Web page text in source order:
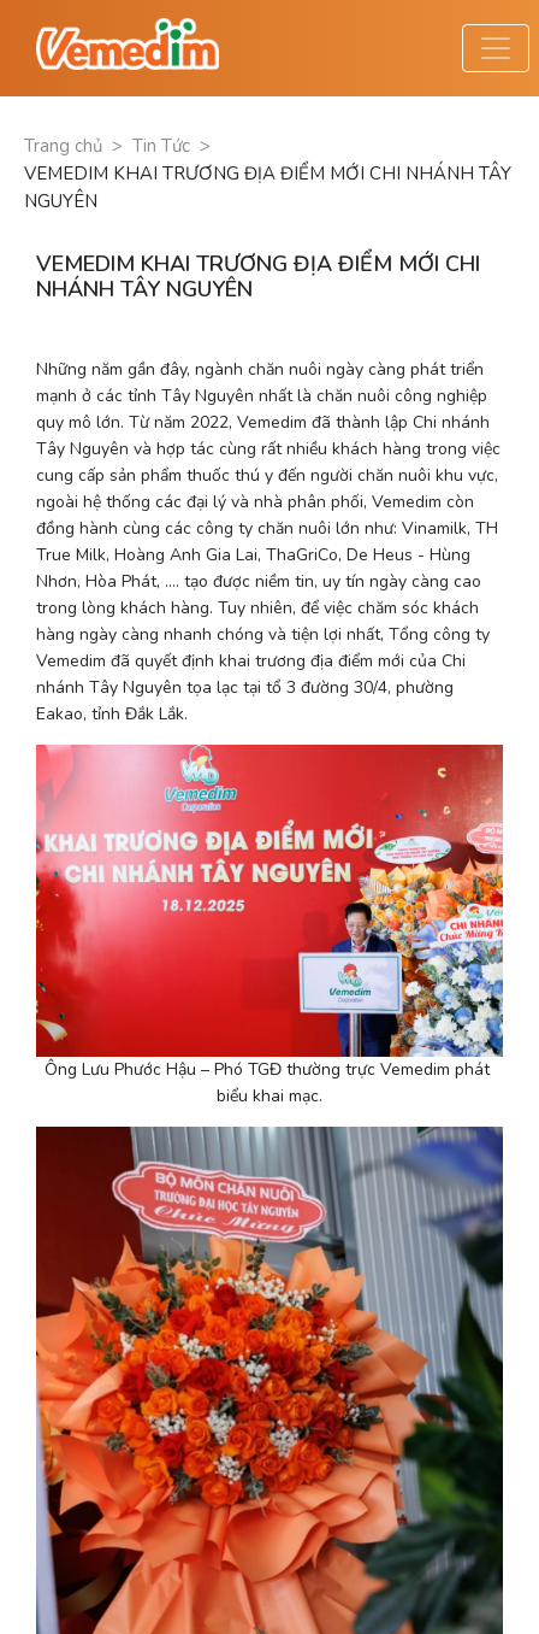
Trang chủ > Tin Tức >
VEMEDIM KHAI TRƯƠNG ĐỊA ĐIỂM MỚI CHI NHÁNH TÂY
NGUYÊN
VEMEDIM KHAI TRƯƠNG ĐỊA ĐIỂM MỚI CHI
NHÁNH TÂY NGUYÊN
Những năm gần đây, ngành chăn nuôi ngày càng phát triển
mạnh ở các tỉnh Tây Nguyên nhất là chăn nuôi công nghiệp
quy mô lớn. Từ năm 2022, Vemedim đã thành lập Chi nhánh
Tây Nguyên và hợp tác cùng rất nhiều khách hàng trong việc
cung cấp sản phẩm thuốc thú y đến người chăn nuôi khu vực,
ngoài hệ thống các đại lý và nhà phân phối, Vemedim còn
đồng hành cùng các công ty chăn nuôi lớn như: Vinamilk, TH
True Milk, Hoàng Anh Gia Lai, ThaGriCo, De Heus - Hùng
Nhơn, Hòa Phát, …. tạo được niềm tin, uy tín ngày càng cao
trong lòng khách hàng. Tuy nhiên, để việc chăm sóc khách
hàng ngày càng nhanh chóng và tiện lợi nhất, Tổng công ty
Vemedim đã quyết định khai trương địa điểm mới của Chi
nhánh Tây Nguyên tọa lạc tại tổ 3 đường 30/4, phường
Eakao, tỉnh Đắk Lắk.
Ông Lưu Phước Hậu – Phó TGĐ thường trực Vemedim phát
biểu khai mạc.